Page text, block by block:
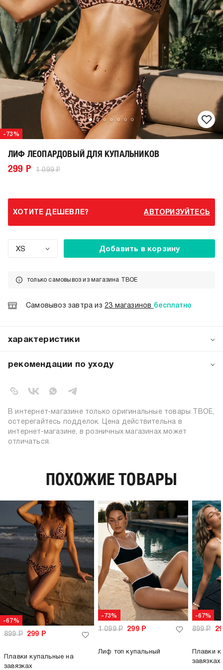
-73%
ЛИФ ЛЕОПАРДОВЫЙ ДЛЯ КУПАЛЬНИКОВ
299 Р 1 099 Р
ХОТИТЕ ДЕШЕВЛЕ? АВТОРИЗУЙТЕСЬ
XS Добавить в корзину
только самовывоз из магазина ТВОЕ
Самовывоз завтра из 23 магазинов бесплатно
характеристики
цвет:
состав:
15% эластан, 85% полиэстер
силуэт:
прямой
узор:
горох, однотонный
рекомендации по уходу
стирка вывернутой наизнанку
не отбеливать
глажение вывернутой наизнанку
глажение при 150ºС
химчистка запрещена
В интернет-магазине только оригинальные товары ТВОЕ,
остерегайтесь подделок. Цена действительна в
интернет-магазине, в розничных магазинах может
отличаться.
ПОХОЖИЕ ТОВАРЫ
-67%
899Р 299 Р
Плавки купальные на
завязках
-73%
1 099Р 299Р
Лиф топ купальный
-67%
899Р
Плавки
завязках